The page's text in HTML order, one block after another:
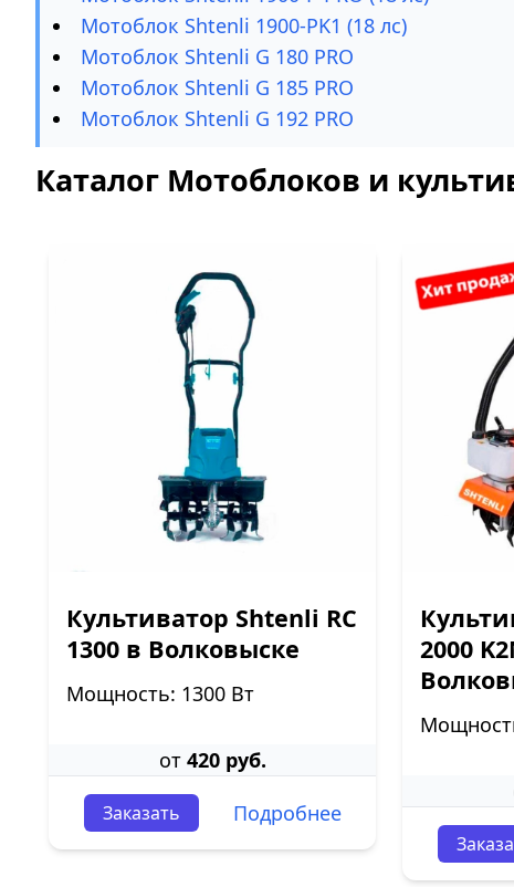
Мотоблок Shtenli 1900-PK1 (18 лс)
Мотоблок Shtenli G 180 PRO
Мотоблок Shtenli G 185 PRO
Мотоблок Shtenli G 192 PRO
Каталог Мотоблоков и
Культиватор Shtenli RC
1300 в Волковыске
Мощность: 1300 Вт
от 420 руб.
Заказать Подробнее
2000